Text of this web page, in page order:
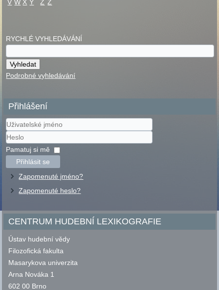
V W X Y Z Ž
RYCHLÉ VYHLEDÁVÁNÍ
Podrobné vyhledávání
Přihlášení
Uživatelské
jméno
Heslo
Pamatuj si mě
Přihlásit se
Zapomenuté jméno?
Zapomenuté heslo?
CENTRUM HUDEBNÍ LEXIKOGRAFIE
Ústav hudební vědy
Filozofická fakulta
Masarykova univerzita
Arna Nováka 1
602 00 Brno